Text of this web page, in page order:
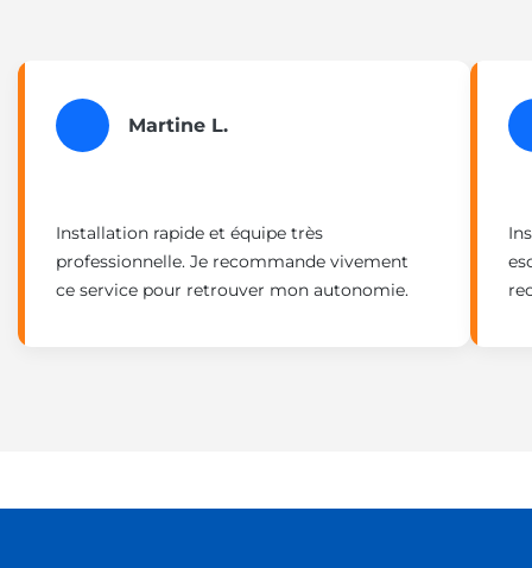
Martine L.
Installation rapide et équipe très
professionnelle. Je recommande vivement
ce service pour retrouver mon autonomie.